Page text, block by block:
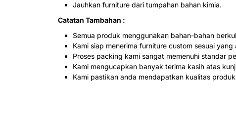
Jauhkan furniture dari tumpahan bahan kimia.
Catatan Tambahan :
Semua produk menggunakan bahan-bahan
Kami siap menerima furniture custom sesuai
Proses packing kami sangat memenuhi standar
Kami mengucapkan banyak terima kasih atas
Kami pastikan anda mendapatkan kualitas